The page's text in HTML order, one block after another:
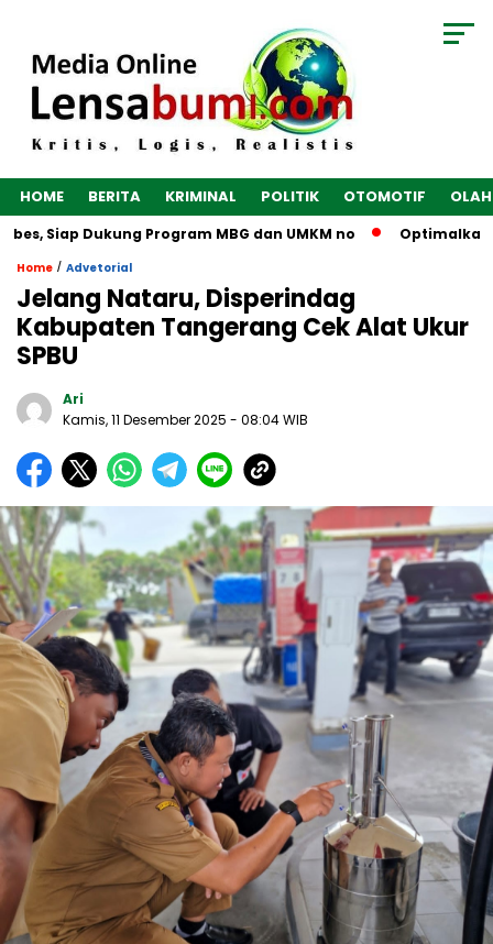
HOME BERITA KRIMINAL POLITIK OTOMOTIF
Siap Dukung Program MBG dan UMKM no Optimalkan
Home / Advetorial
Jelang Nataru, Disperindag
Kabupaten Tangerang Cek Alat Ukur
SPBU
Ari
Kamis, 11 Desember 2025 - 08:04 WIB